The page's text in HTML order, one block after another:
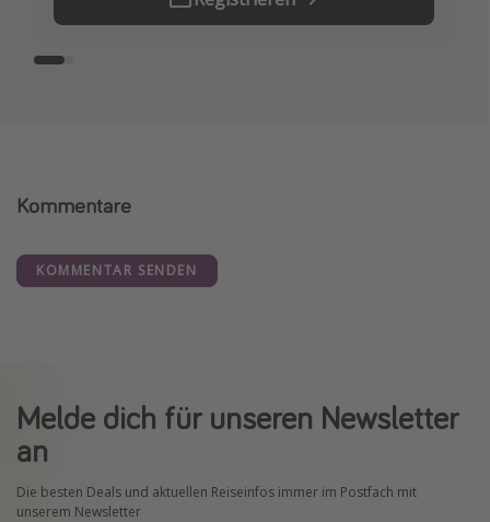
Kommentare
KOMMENTAR SENDEN
Melde dich für unseren Newsletter
an
Die besten Deals und aktuellen Reiseinfos immer im Postfach mit
unserem Newsletter